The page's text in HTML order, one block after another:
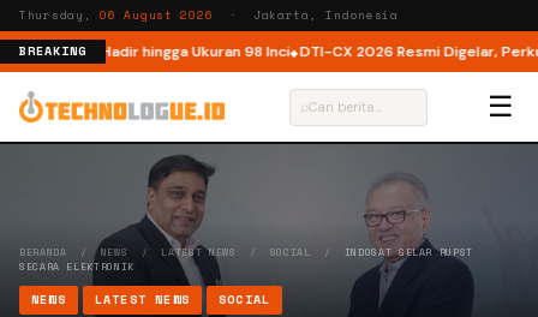
Thursday,06 August 2026 · Jakarta, Indonesia
BREAKING
Kini Hadir hingga Ukuran 98 Inci DTI-CX 2026 Resmi Digelar,
⌕ ☰
BERANDA /NEWS / LATEST NEWS / SOCIAL / INDOSAT GELAR RUPST
SECARA ELEKTRONIK
NEWS LATEST NEWS SOCIAL